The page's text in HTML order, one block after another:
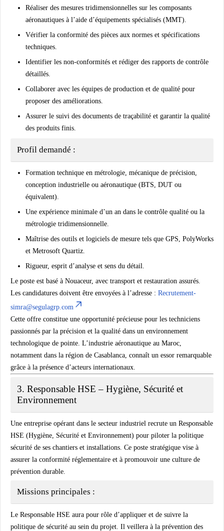
Réaliser des mesures tridimensionnelles sur les composants
aéronautiques à l’aide d’équipements spécialisés (MMT).
Vérifier la conformité des pièces aux normes et spécifications
techniques
Identifier les non-conformités et rédiger des rapports de contrôle
détaillés
Collaborer avec les équipes de production et de qualité pour
proposer des améliorations
Assurer le suivi des documents de traçabilité et garantir la qualité
des produits finis.
Profil demandé :
Formation technique en métrologie, mécanique de précision,
conception industrielle ou aéronautique (BTS, DUT ou
équivalent).
Une expérience minimale d’un an dans le contrôle qualité ou la
métrologie tridimensionnelle.
Maîtrise des outils et logiciels de mesure tels que GPS, PolyWorks
et Metrosoft Quartiz
Rigueur, esprit d’analyse et sens du détail.
Le poste est basé à Nouaceur, avec transport et restauration assurés
Les candidatures doivent être envoyées à l’adresse : Recrutement-
simra@segulagrp.com
Cette offre constitue une opportunité précieuse pour les techniciens
passionnés par la précision et la qualité dans un environnement
technologique de pointe. L’industrie aéronautique au Maroc,
notamment dans la région de Casablanca, connaît un essor remarquable
grâce à la présence d’acteurs internationaux.
3. Responsable HSE – Hygiène, Sécurité et
Environnement
Une entreprise opérant dans le secteur industriel recrute un Responsable
HSE (Hygiène, Sécurité et Environnement) pour piloter la politique
sécurité de ses chantiers et installations. Ce poste stratégique vise à
assurer la conformité réglementaire et à promouvoir une culture de
prévention durable.
Missions principales :
Le Responsable HSE aura pour rôle d’appliquer et de suivre la
politique de sécurité au sein du projet. Il veillera à la prévention des